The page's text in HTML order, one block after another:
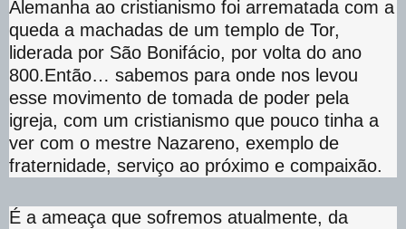
Alemanha ao cristianismo foi arrematada com a
queda a machadas de um templo de Tor,
liderada por São Bonifácio, por volta do ano
800.Então… sabemos para onde nos levou
esse movimento de tomada de poder pela
igreja, com um cristianismo que pouco tinha a
ver com o mestre Nazareno, exemplo de
fraternidade, serviço ao próximo e compaixão.
É a ameaça que sofremos atualmente, da